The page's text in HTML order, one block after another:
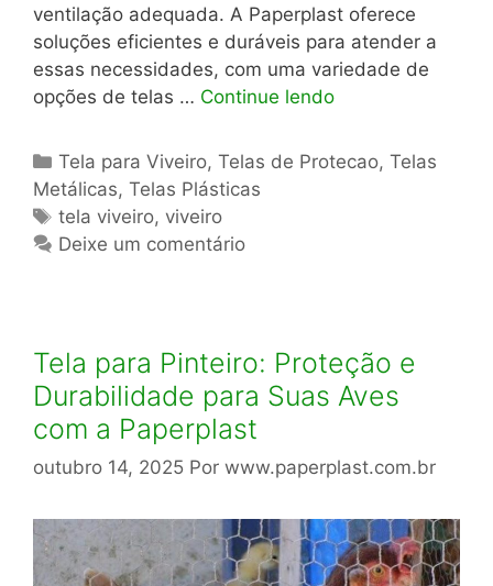
ventilação adequada. A Paperplast oferece
soluções eficientes e duráveis para atender a
essas necessidades, com uma variedade de
opções de telas … Continue lendo
Categorias
Tela para Viveiro,Telas de Protecao,Telas
Metálicas, Telas Plásticas
Tags
tela viveiro, viveiro
Deixe um comentário
Tela para Pinteiro: Proteção e
Durabilidade para Suas Aves
com a Paperplast
outubro 14, 2025 Por www.paperplast.com.br